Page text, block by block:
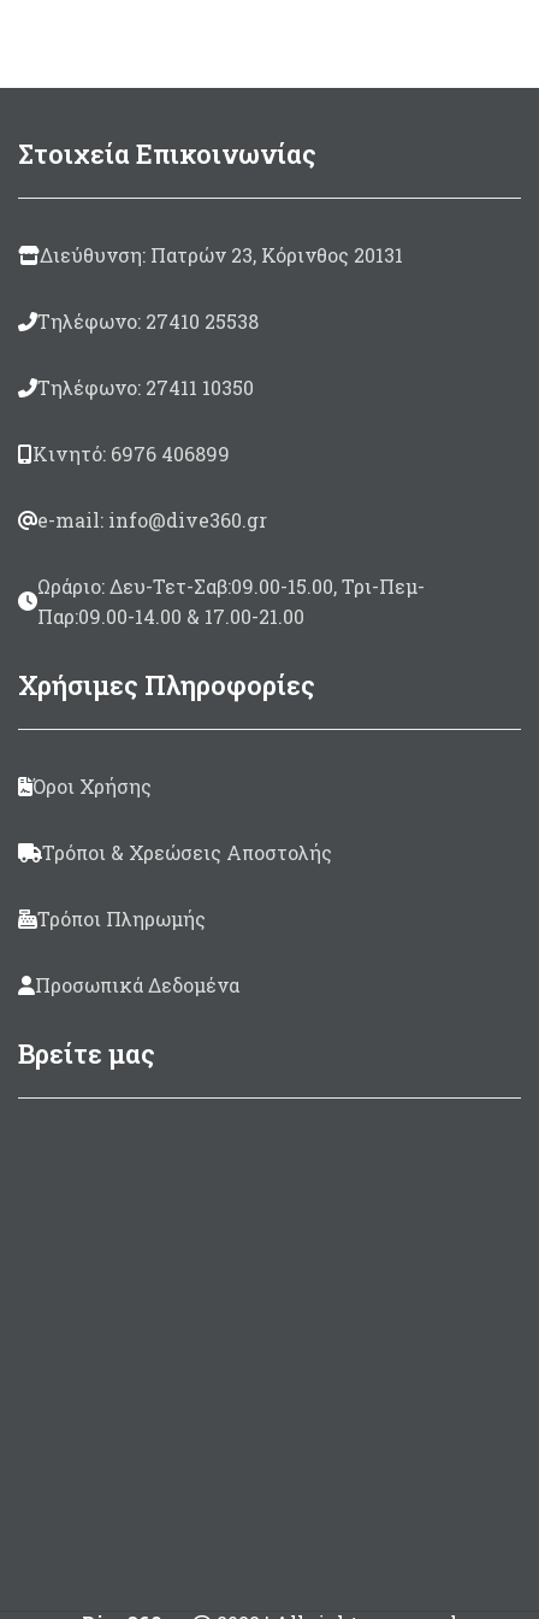
Στοιχεία Επικοινωνίας
Διεύθυνση: Πατρών 23, Κόρινθος 20131
Τηλέφωνο: 27410 25538
Τηλέφωνο: 27411 10350
Κινητό: 6976 406899
e-mail: info@dive360.gr
Ωράριο: Δευ-Τετ-Σαβ:09.00-15.00, Τρι-Πεμ-
Παρ:09.00-14.00 & 17.00-21.00
Χρήσιμες Πληροφορίες
Όροι Χρήσης
Τρόποι & Χρεώσεις Αποστολής
Τρόποι Πληρωμής
Προσωπικά Δεδομένα
Βρείτε μας